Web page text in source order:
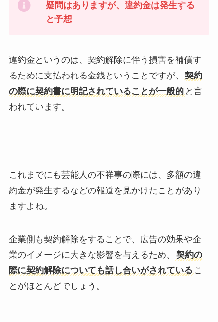
疑問はありますが、違約金は発生する
と予想
違約金というのは、契約解除に伴う損害を補償す
るために支払われる金銭ということですが、
契約
の際に契約書に明記されていることが一般的 と言
われています。
これまでにも芸能人の不祥事の際には、多額の違
約金が発生するなどの報道を見かけたことがあり
ますよね。
企業側も契約解除をすることで、広告の効果や企
業のイメージに大きな影響を与えるため、
契約の
際に契約解除についても話し合いがされている こ
とがほとんどでしょう。